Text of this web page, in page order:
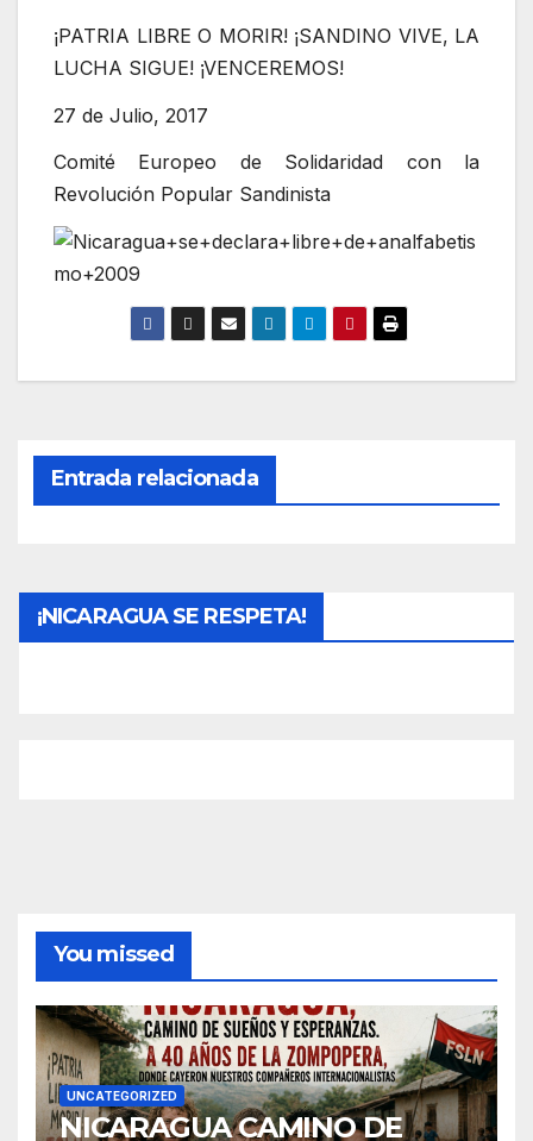
¡PATRIA LIBRE O MORIR! ¡SANDINO VIVE, LA
LUCHA SIGUE! ¡VENCEREMOS!
27 de Julio, 2017
Comité Europeo de Solidaridad con la
Revolución Popular Sandinista
Entrada relacionada
¡NICARAGUA SE RESPETA!
You missed
UNCATEGORIZED
NICARAGUA CAMINO DE